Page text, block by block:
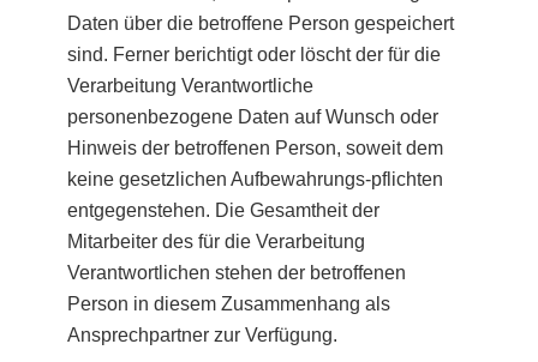
Daten über die betroffene Person gespeichert
sind. Ferner berichtigt oder löscht der für die
Verarbeitung Verantwortliche
personenbezogene Daten auf Wunsch oder
Hinweis der betroffenen Person, soweit dem
keine gesetzlichen Aufbewahrungs-pflichten
entgegenstehen. Die Gesamtheit der
Mitarbeiter des für die Verarbeitung
Verantwortlichen stehen der betroffenen
Person in diesem Zusammenhang als
Ansprechpartner zur Verfügung.